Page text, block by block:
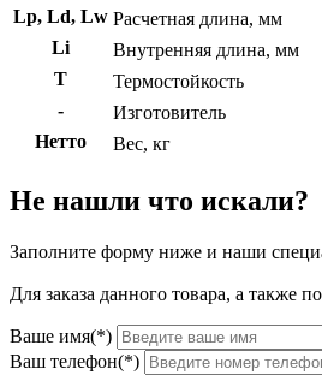
Lp, Ld, Lw Расчетная длина, мм
Li
Внутренняя длина, мм
Т
Термостойкость
-
Изготовитель
Нетто
Вес, кг
Не нашли что искали?
Заполните форму ниже и наши
Для заказа данного товара, а
Ваше имя(*)
Ваш телефон(*)